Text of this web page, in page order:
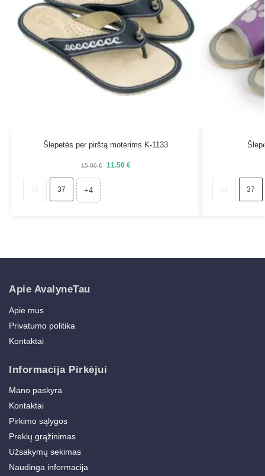
Šlepetės per pirštą moterims K-1133
15.00€ 11.50 €
37 +4 37
Apie AvalyneTau
Apie mus
Privatumo politika
Kontaktai
Informacija Pirkėjui
Mano paskyra
Kontaktai
Pirkimo sąlygos
Prekių grąžinimas
Užsakymų sekimas
Naudinga informacija